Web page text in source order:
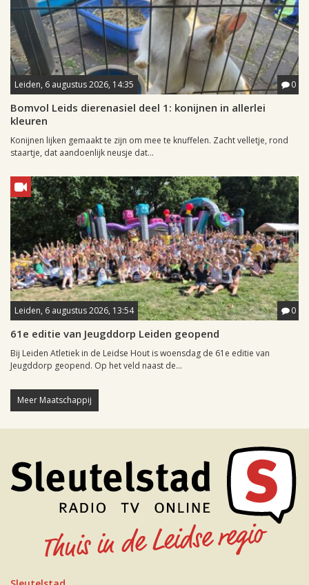
Leiden, 6 augustus 2026, 14:35 0
Bomvol Leids dierenasiel deel 1: konijnen in allerlei
kleuren
Konijnen lijken gemaakt te zijn om mee te knuffelen. Zacht velletje, rond
staartje, dat aandoenlijk neusje dat...
Leiden, 6 augustus 2026, 13:54 0
61e editie van Jeugddorp Leiden geopend
Bij Leiden Atletiek in de Leidse Hout is woensdag de 61e editie van
Jeugddorp geopend. Op het veld naast de...
Meer Maatschappij